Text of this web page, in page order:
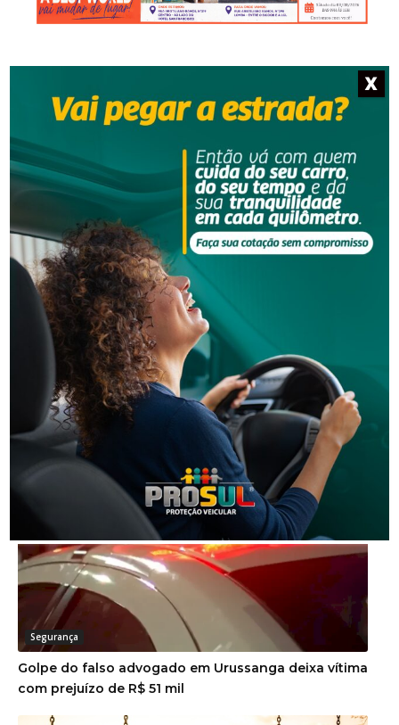
NOTÍCIAS RELACIONADAS
Segurança
Homem é preso por descumprir medida protetiva
em Urussanga
Segurança
Golpe do falso advogado em Urussanga deixa vítima
com prejuízo de R$ 51 mil
X